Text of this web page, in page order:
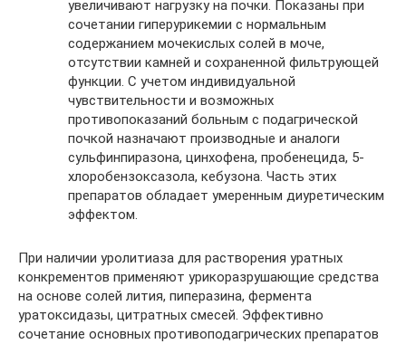
увеличивают нагрузку на почки. Показаны при
сочетании гиперурикемии с нормальным
содержанием мочекислых солей в моче,
отсутствии камней и сохраненной фильтрующей
функции. С учетом индивидуальной
чувствительности и возможных
противопоказаний больным с подагрической
почкой назначают производные и аналоги
сульфинпиразона, цинхофена, пробенецида, 5-
хлоробензоксазола, кебузона. Часть этих
препаратов обладает умеренным диуретическим
эффектом.
При наличии уролитиаза для растворения уратных
конкрементов применяют урикоразрушающие средства
на основе солей лития, пиперазина, фермента
уратоксидазы, цитратных смесей. Эффективно
сочетание основных противоподагрических препаратов